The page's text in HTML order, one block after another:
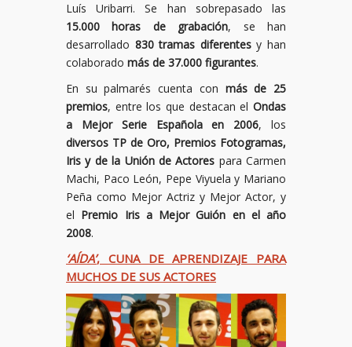
Luís Uribarri. Se han sobrepasado las
15.000 horas de grabación, se han
desarrollado 830 tramas diferentesy han
colaborado más de 37.000 figurantes.
En su palmarés cuenta con más de 25
premios, entre los que destacan el Ondas
a Mejor Serie Española en 2006, los
diversos TP de Oro, Premios Fotogramas,
Iris y de la Unión de Actores para Carmen
Machi, Paco León, Pepe Viyuela y Mariano
Peña como Mejor Actriz y Mejor Actor, y
el Premio Iris a Mejor Guión en el año
2008.
‘AÍDA’, CUNA DE APRENDIZAJE PARA
MUCHOS DE SUS ACTORES